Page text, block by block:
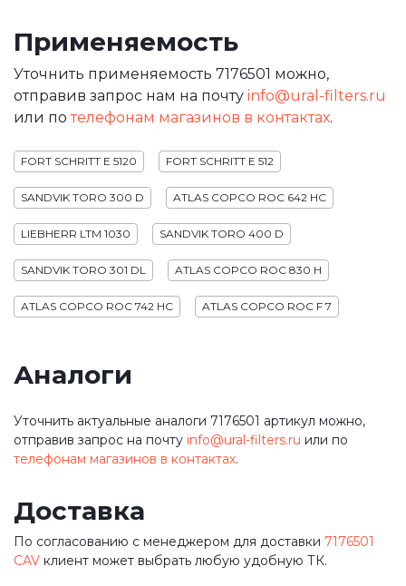
Применяемость
Уточнить применяемость 7176501 можно,
отправив запрос нам на почту info@ural-filters.ru
или потелефонам магазинов в контактах.
FORT SCHRITT E 5120 FORT SCHRITT E 512
SANDVIK TORO 300 D ATLAS COPCO ROC 642 HC
LIEBHERR LTM 1030 SANDVIK TORO 400 D
SANDVIK TORO 301 DL ATLAS COPCO ROC 830 H
ATLAS COPCO ROC 742 HC ATLAS COPCO ROC F 7
Аналоги
Уточнить актуальные аналоги 7176501 артикул можно,
отправив запрос на почту info@ural-filters.ru или по
телефонам магазинов в контактах.
Доставка
По согласованию с менеджером для доставки 7176501
CAV клиент может выбрать любую удобную ТК.